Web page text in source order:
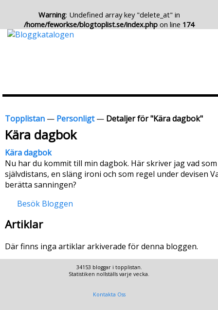
Warning: Undefined array key "delete_at" in
/home/feworkse/blogtoplist.se/index.php on line 174
Topplistan — Personligt— Detaljer för "Kära dagbok"
Kära dagbok
Kära dagbok
Nu har du kommit till min dagbok. Här skriver jag vad
självdistans, en släng ironi och som regel under devisen
berätta sanningen?
Besök Bloggen
Artiklar
Där finns inga artiklar arkiverade för denna bloggen.
34153 bloggar i topplistan.
Statistiken nollställs varje vecka.
Kontakta Oss